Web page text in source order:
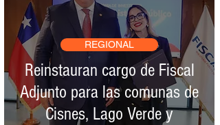
Reinstauran cargo de Fiscal
Adjunto para las comunas de
Cisnes, Lago Verde y
REGIONAL